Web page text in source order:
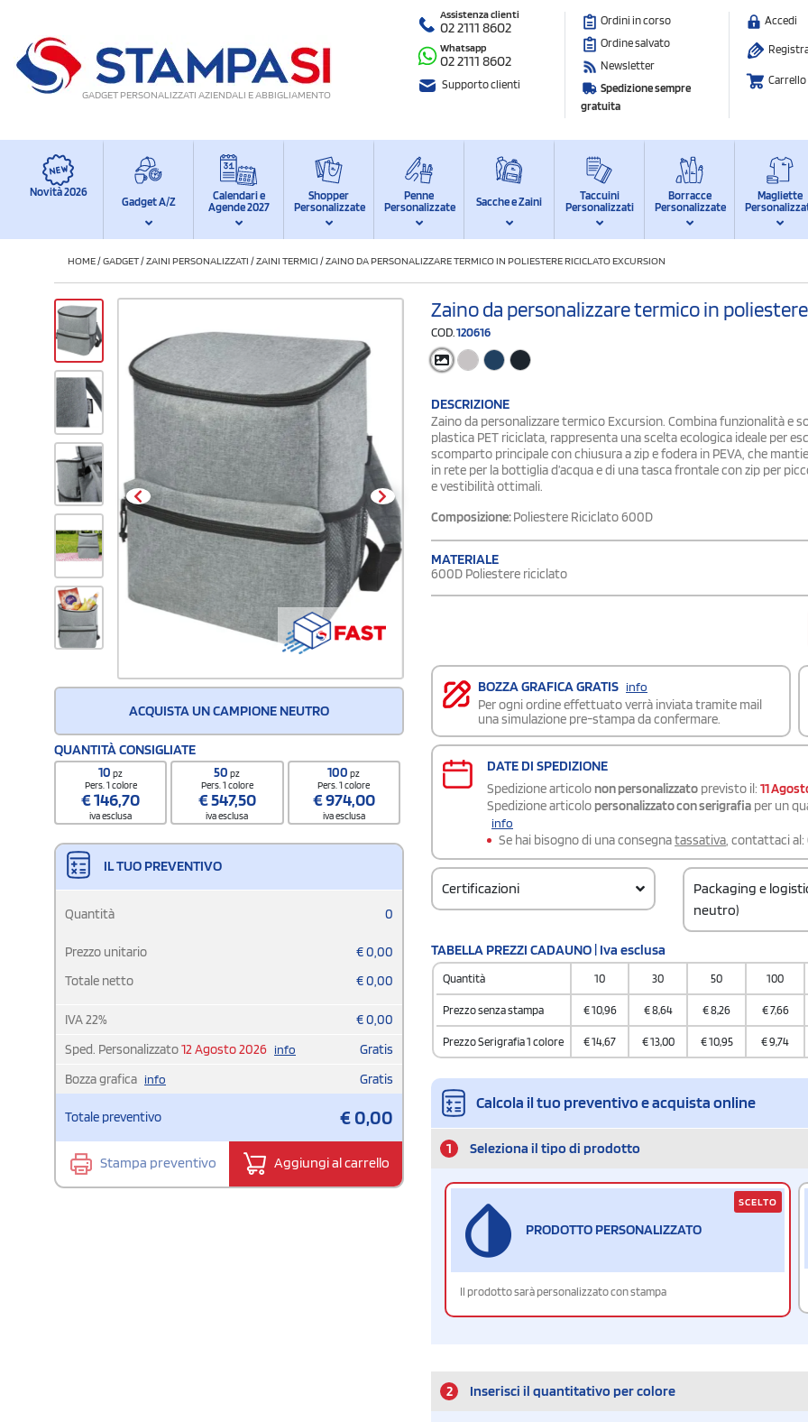
GADGET PERSONALIZZATI AZIENDALI E ABBIGLIAMENTO
Assistenza clienti
02 2111 8602
Whatsapp
02 2111 8602
Supporto clienti
Ordini in corso
Ordine salvato
Newsletter
Spedizione sempre
gratuita
Accedi
Carrello
Novità 2026
Gadget A/Z
Calendari e
Agende 2027
Shopper
Personalizzate
Penne
Personalizzate
Sacche e Zaini
Taccuini
Personalizzati
Borracce
Personalizzate
Magliette
HOME/GADGET/ZAINI PERSONALIZZATI /ZAINI TERMICI /ZAINO DA PERSONALIZZARE TERMICO IN POLIESTERE RICICLATO EXCURSION
ACQUISTA UN CAMPIONE NEUTRO
QUANTITÀ CONSIGLIATE
10pz
Pers. 1 colore
€146,70
iva esclusa
50pz
Pers. 1 colore
€547,50
iva esclusa
100pz
Pers. 1 colore
€974,00
iva esclusa
IL TUO PREVENTIVO
Quantità 0
Prezzo unitario €0,00
Totale netto
€0,00
IVA22% €0,00
Sped. Personalizzato12 Agosto 2026 info
Gratis
Bozza grafica info Gratis
Totale preventivo €0,00
Stampa preventivo Aggiungi al carrello
Zaino da personalizzare termico in
COD. 120616
DESCRIZIONE
Zaino da personalizzare termico Excursion. Combina funzionalità e
plastica PET riciclata, rappresenta una scelta ecologica ideale per
scomparto principale con chiusura a zip e fodera in PEVA, che
in rete per la bottiglia d’acqua e di una tasca frontale con zip per
e vestibilità ottimali.
Composizione:Poliestere Riciclato 600D
MATERIALE
600D Poliestere riciclato
BOZZA GRAFICA GRATIS info
Per ogni ordine effettuato verrà inviata tramite mail
una simulazione pre-stampa da confermare.
DATE DI SPEDIZIONE
Spedizione articolo non personalizzato previsto il: 11
Spedizione articolo personalizzato con serigrafia per un
info
Se hai bisogno di una consegnatassativa , contattaci al:
Certificazioni
Packaging e
neutro)
Quantità per
20 / Polybag
Quantità per scatola
TABELLA PREZZI CADAUNO | Iva esclusa
Quantità 10 30 50 100
Prezzo senza stampa €10,96 €8,64 €8,26 €7,66
Prezzo Serigrafia 1 colore €14,67 €13,00 €10,95 €9,74
Calcola il tuo preventivo e acquista online
1 Seleziona il tipo di prodotto
PRODOTTO PERSONALIZZATO
Il prodotto sarà personalizzato con stampa
SCELTO
2 Inserisci il quantitativo per colore